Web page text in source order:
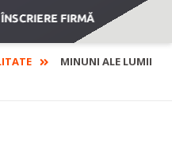
ÎNSCRIERE FIRMĂ
MINUNI ALE LUMII